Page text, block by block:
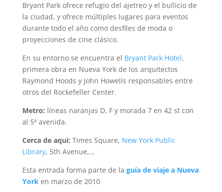
Bryant Park ofrece refugio del ajetreo y el bullicio de
la ciudad, y ofrece múltiples lugares para eventos
durante todo el año como desfiles de moda o
proyecciones de cine clásico.
En su entorno se encuentra el Bryant Park Hotel,
primera obra en Nueva York de los arquitectos
Raymond Hoods y John Howells responsables entre
otros del Rockefeller Center.
Metro: líneas naranjas D, F y morada 7 en 42 st con
al 5ª avenida.
Cerca de aquí: Times Square, New York Public
Library, 5th Avenue,…
Esta entrada forma parte de la guía de viaje a Nueva
Yorken marzo de 2010